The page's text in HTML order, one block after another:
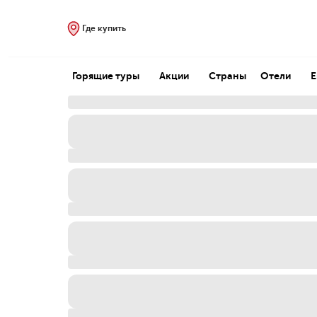
Где купить
Горящие туры Акции Страны Отели